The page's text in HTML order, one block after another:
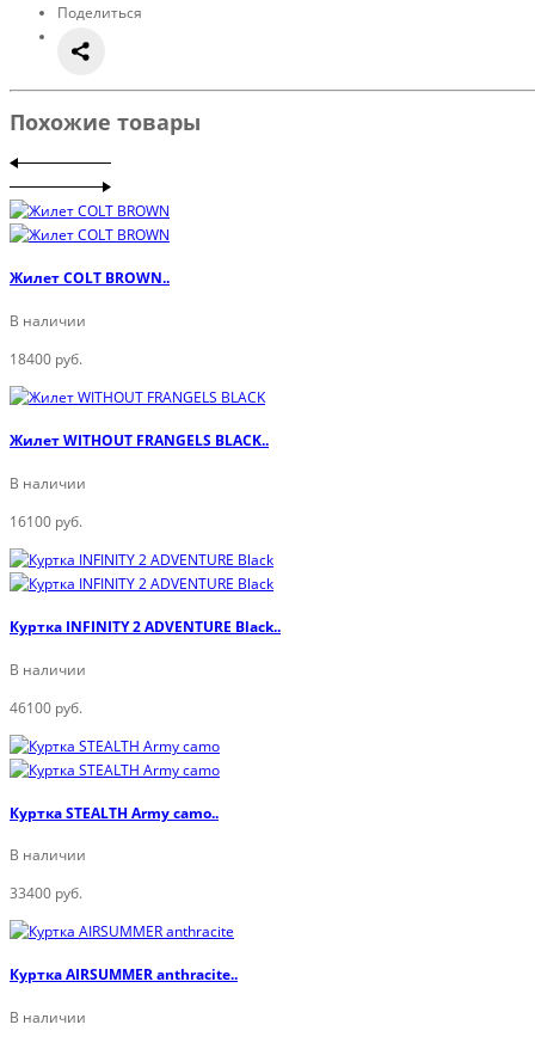
Поделиться
Похожие товары
Жилет COLT BROWN..
В наличии
18400 руб.
Жилет WITHOUT FRANGELS BLACK..
В наличии
16100 руб.
Куртка INFINITY 2 ADVENTURE Black..
В наличии
46100 руб.
Куртка STEALTH Army camo..
В наличии
33400 руб.
Куртка AIRSUMMER anthracite..
В наличии